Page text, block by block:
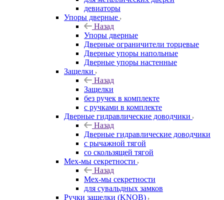
девиаторы
Упоры дверные
Назад
Упоры дверные
Дверные ограничители торцевые
Дверные упоры напольные
Дверные упоры настенные
Защелки
Назад
Защелки
без ручек в комплекте
с ручками в комплекте
Дверные гидравлические доводчики
Назад
Дверные гидравлические доводчики
с рычажной тягой
со скользящей тягой
Мех-мы секретности
Назад
Мех-мы секретности
для сувальдных замков
Ручки защелки (KNOB)